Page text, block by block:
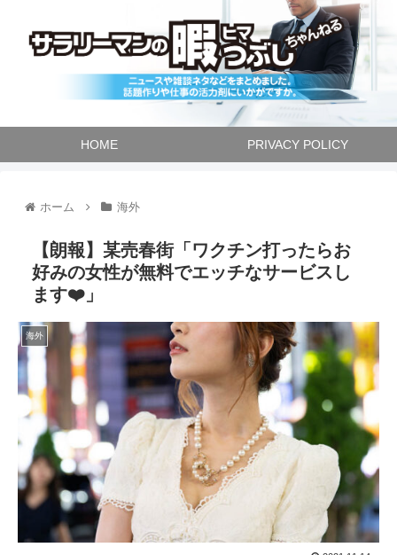
HOME PRIVACY POLICY
ホーム 海外
【朗報】某売春街「ワクチン打ったらお
好みの女性が無料でエッチなサービスし
ます❤️」
海外